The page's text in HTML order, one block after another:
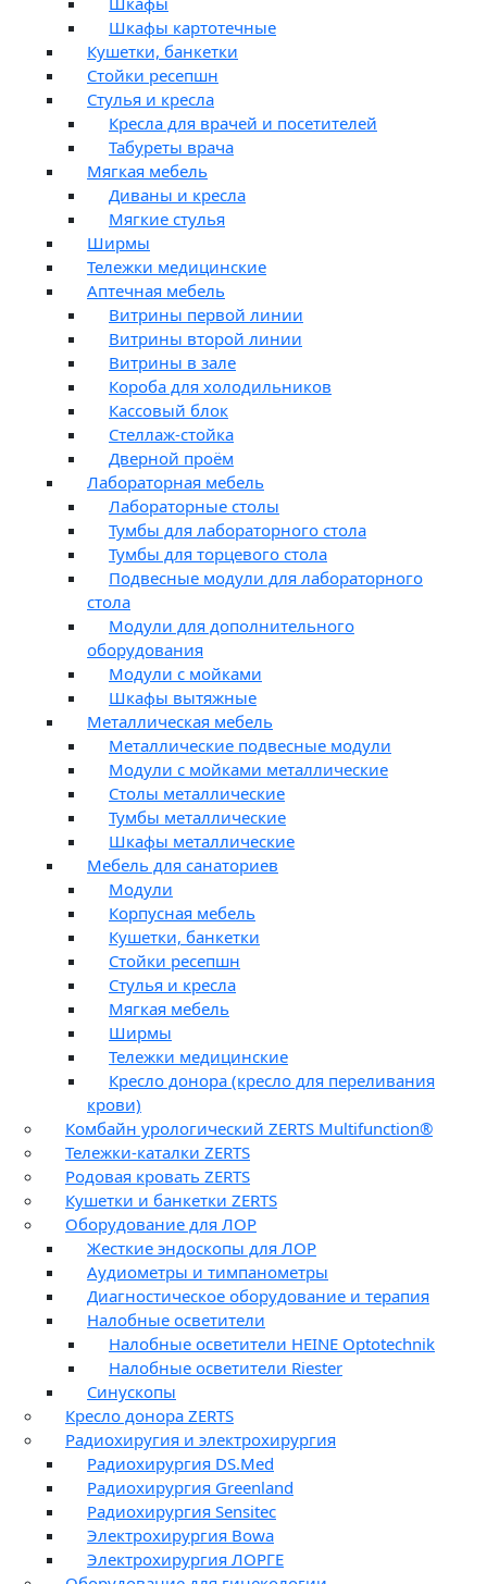
Шкафы картотечные
Кушетки, банкетки
Стойки ресепшн
Стулья и кресла
Кресла для врачей и посетителей
Табуреты врача
Мягкая мебель
Диваны и кресла
Мягкие стулья
Ширмы
Тележки медицинские
Аптечная мебель
Витрины первой линии
Витрины второй линии
Витрины в зале
Короба для холодильников
Кассовый блок
Стеллаж-стойка
Дверной проём
Лабораторная мебель
Лабораторные столы
Тумбы для лабораторного стола
Тумбы для торцевого стола
Подвесные модули для лабораторного
стола
Модули для дополнительного
оборудования
Модули с мойками
Шкафы вытяжные
Металлическая мебель
Металлические подвесные модули
Модули с мойками металлические
Столы металлические
Тумбы металлические
Шкафы металлические
Мебель для санаториев
Модули
Корпусная мебель
Кушетки, банкетки
Стойки ресепшн
Стулья и кресла
Мягкая мебель
Ширмы
Тележки медицинские
Кресло донора (кресло для переливания
крови)
Комбайн урологический ZERTS Multifunction®
Тележки-каталки ZERTS
Родовая кровать ZERTS
Кушетки и банкетки ZERTS
Оборудование для ЛОР
Жесткие эндоскопы для ЛОР
Аудиометры и тимпанометры
Диагностическое оборудование и терапия
Налобные осветители
Налобные осветители HEINE Optotechnik
Налобные осветители Riester
Синускопы
Кресло донора ZERTS
Радиохиругия и электрохирургия
Радиохирургия DS.Med
Радиохирургия Greenland
Радиохирургия Sensitec
Электрохирургия Bowa
Электрохирургия ЛОРГЕ